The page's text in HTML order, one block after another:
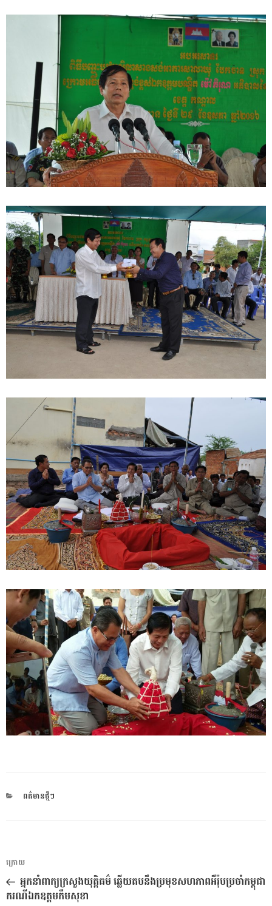
CATEGORIES
ពត៌មានថ្មីៗ
ការ​
នាំទិស​
ប្រកាស
អត្ថបទ
មុន
ក្រោយ
អ្នកនាំពាក្យក្រសួងយុត្តិធម៌ ឆ្លើយតបនឹងប្រមុខសហភាពអឺរ៉ុបប្រចាំកម្ពុជា
ករណីឯកឧត្តមកឹមសុខា